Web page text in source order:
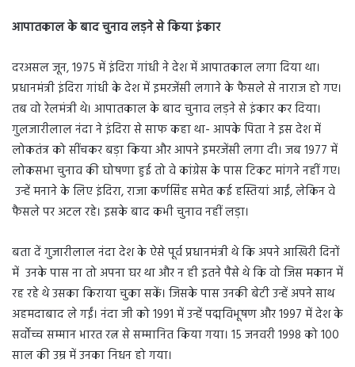
आपातकाल के बाद चुनाव लड़ने से किया इंकार
दरअसल जून, 1975 में इंदिरा गांधी ने देश में आपातकाल लगा दिया था।
प्रधानमंत्री इंदिरा गांधी के देश में इमरजेंसी लगाने के फैसले से नाराज हो गए।
तब वो रेलमंत्री थे। आपातकाल के बाद चुनाव लड़ने से इंकार कर दिया।
गुलजारीलाल नंदा ने इंदिरा से साफ कहा था- आपके पिता ने इस देश में
लोकतंत्र को सींचकर बड़ा किया और आपने इमरजेंसी लगा दी। जब 1977 में
लोकसभा चुनाव की घोषणा हुई तो वे कांग्रेस के पास टिकट मांगने नहीं गए।
उन्हें मनाने के लिए इंदिरा, राजा कर्णसिंह समेत कई हस्तियां आईं, लेकिन वे
फैसले पर अटल रहे। इसके बाद कभी चुनाव नहीं लड़ा।
बता दें गुजारीलाल नंदा देश के ऐसे पूर्व प्रधानमंत्री थे कि अपने आखिरी दिनों
में उनके पास ना तो अपना घर था और न ही इतने पैसे थे कि वो जिस मकान में
रह रहे थे उसका किराया चुका सकें। जिसके पास उनकी बेटी उन्हें अपने साथ
अहमदाबाद ले गईं। नंदा जी को 1991 में उन्हें पद्मविभूषण और 1997 में देश के
सर्वोच्च सम्मान भारत रत्न से सम्मानित किया गया। 15 जनवरी 1998 को 100
साल की उम्र में उनका निधन हो गया।